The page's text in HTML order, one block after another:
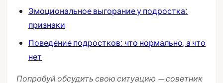
Эмоциональное выгорание у подростка:
признаки
Поведение подростков: что нормально, а что
нет
Попробуй обсудить свою ситуацию — советник